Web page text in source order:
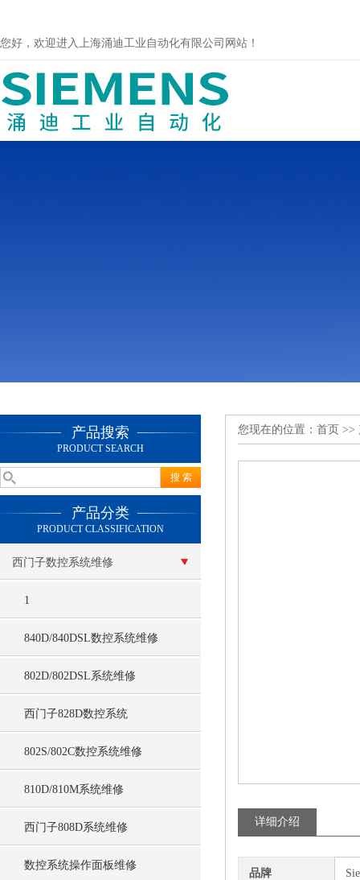
您好，欢迎进入上海涌迪工业自动化有限公司网站！
产品搜索
PRODUCT SEARCH
产品分类
PRODUCT CLASSIFICATION
西门子数控系统维修
1
840D/840DSL数控系统维修
802D/802DSL系统维修
西门子828D数控系统
802S/802C数控系统维修
810D/810M系统维修
西门子808D系统维修
数控系统操作面板维修
您现在的位置： 首页 >>
详细介绍
品牌